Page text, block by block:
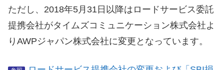
ただし、2018年5月31日以降はロードサービス委託
提携会社がタイムズコミュニケーション株式会社よ
りAWPジャパン株式会社に変更となっています。